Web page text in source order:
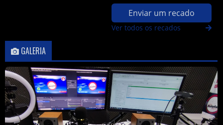
Enviar um recado
Ver todos os recados
GALERIA